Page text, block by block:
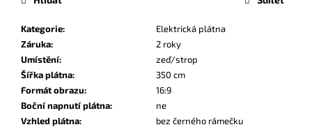
Kategorie:
Elektrická plátna
Záruka:
2 roky
Umístění:
zeď/strop
Šířka plátna:
350 cm
Formát obrazu:
16:9
Boční napnutí plátna:
ne
Vzhled plátna:
bez černého rámečku